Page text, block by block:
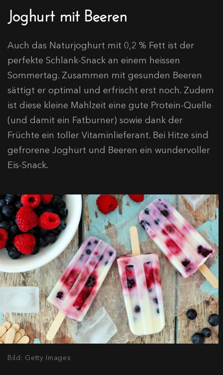
Joghurt mit Beeren
Auch das Naturjoghurt mit 0,2 % Fett ist der
perfekte Schlank-Snack an einem heissen
Sommertag. Zusammen mit gesunden Beeren
sättigt er optimal und erfrischt erst noch. Zudem
ist diese kleine Mahlzeit eine gute Protein-Quelle
(und damit ein Fatburner) sowie dank der
Früchte ein toller Vitaminlieferant. Bei Hitze sind
gefrorene Joghurt und Beeren ein wundervoller
Eis-Snack.
Bild: Getty Images